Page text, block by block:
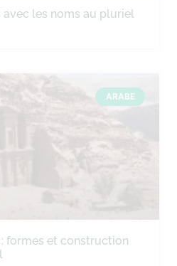
avec les noms au pluriel
ARABE
formes et construction